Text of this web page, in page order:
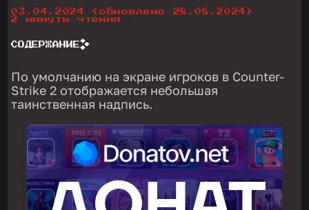
03.04.2024
(обновлено 28.08.2024)
2 минуты чтения
СОДЕРЖАНИЕ
По умолчанию на экране игроков в Counter-
Strike 2 отображается небольшая
таинственная надпись.